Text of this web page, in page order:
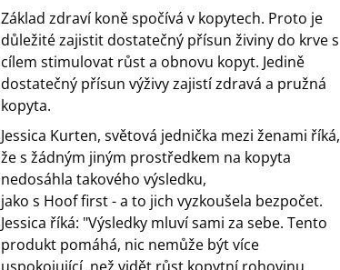
Základ zdraví koně spočívá v kopytech. Proto je
důležité zajistit dostatečný přísun živiny do krve s
cílem stimulovat růst a obnovu kopyt. Jedině
dostatečný přísun výživy zajistí zdravá a pružná
kopyta.
Jessica Kurten, světová jednička mezi ženami říká,
že s žádným jiným prostředkem na kopyta
nedosáhla takového výsledku,
jako s Hoof first - a to jich vyzkoušela bezpočet.
Jessica říká: "Výsledky mluví sami za sebe. Tento
produkt pomáhá, nic nemůže být více